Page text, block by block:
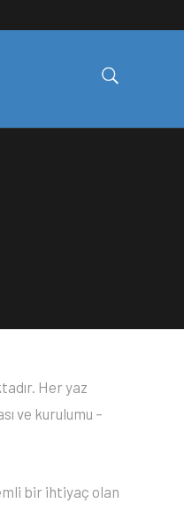
Her yaz
ve kurulumu –
bir ihtiyaç olan